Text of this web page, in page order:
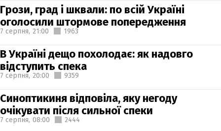
Грози, град і шквали: по всій Україні
оголосили штормове попередження
7 серпня, 21:00 1963
В Україні дещо похолодає: як надовго
відступить спека
7 серпня, 20:00 9359
Синоптикиня відповіла, яку негоду
очікувати після сильної спеки
7 серпня, 08:00 2444